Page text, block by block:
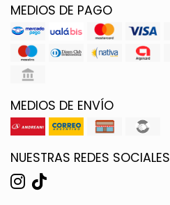
MEDIOS DE PAGO
MEDIOS DE ENVÍO
NUESTRAS REDES SOCIALES